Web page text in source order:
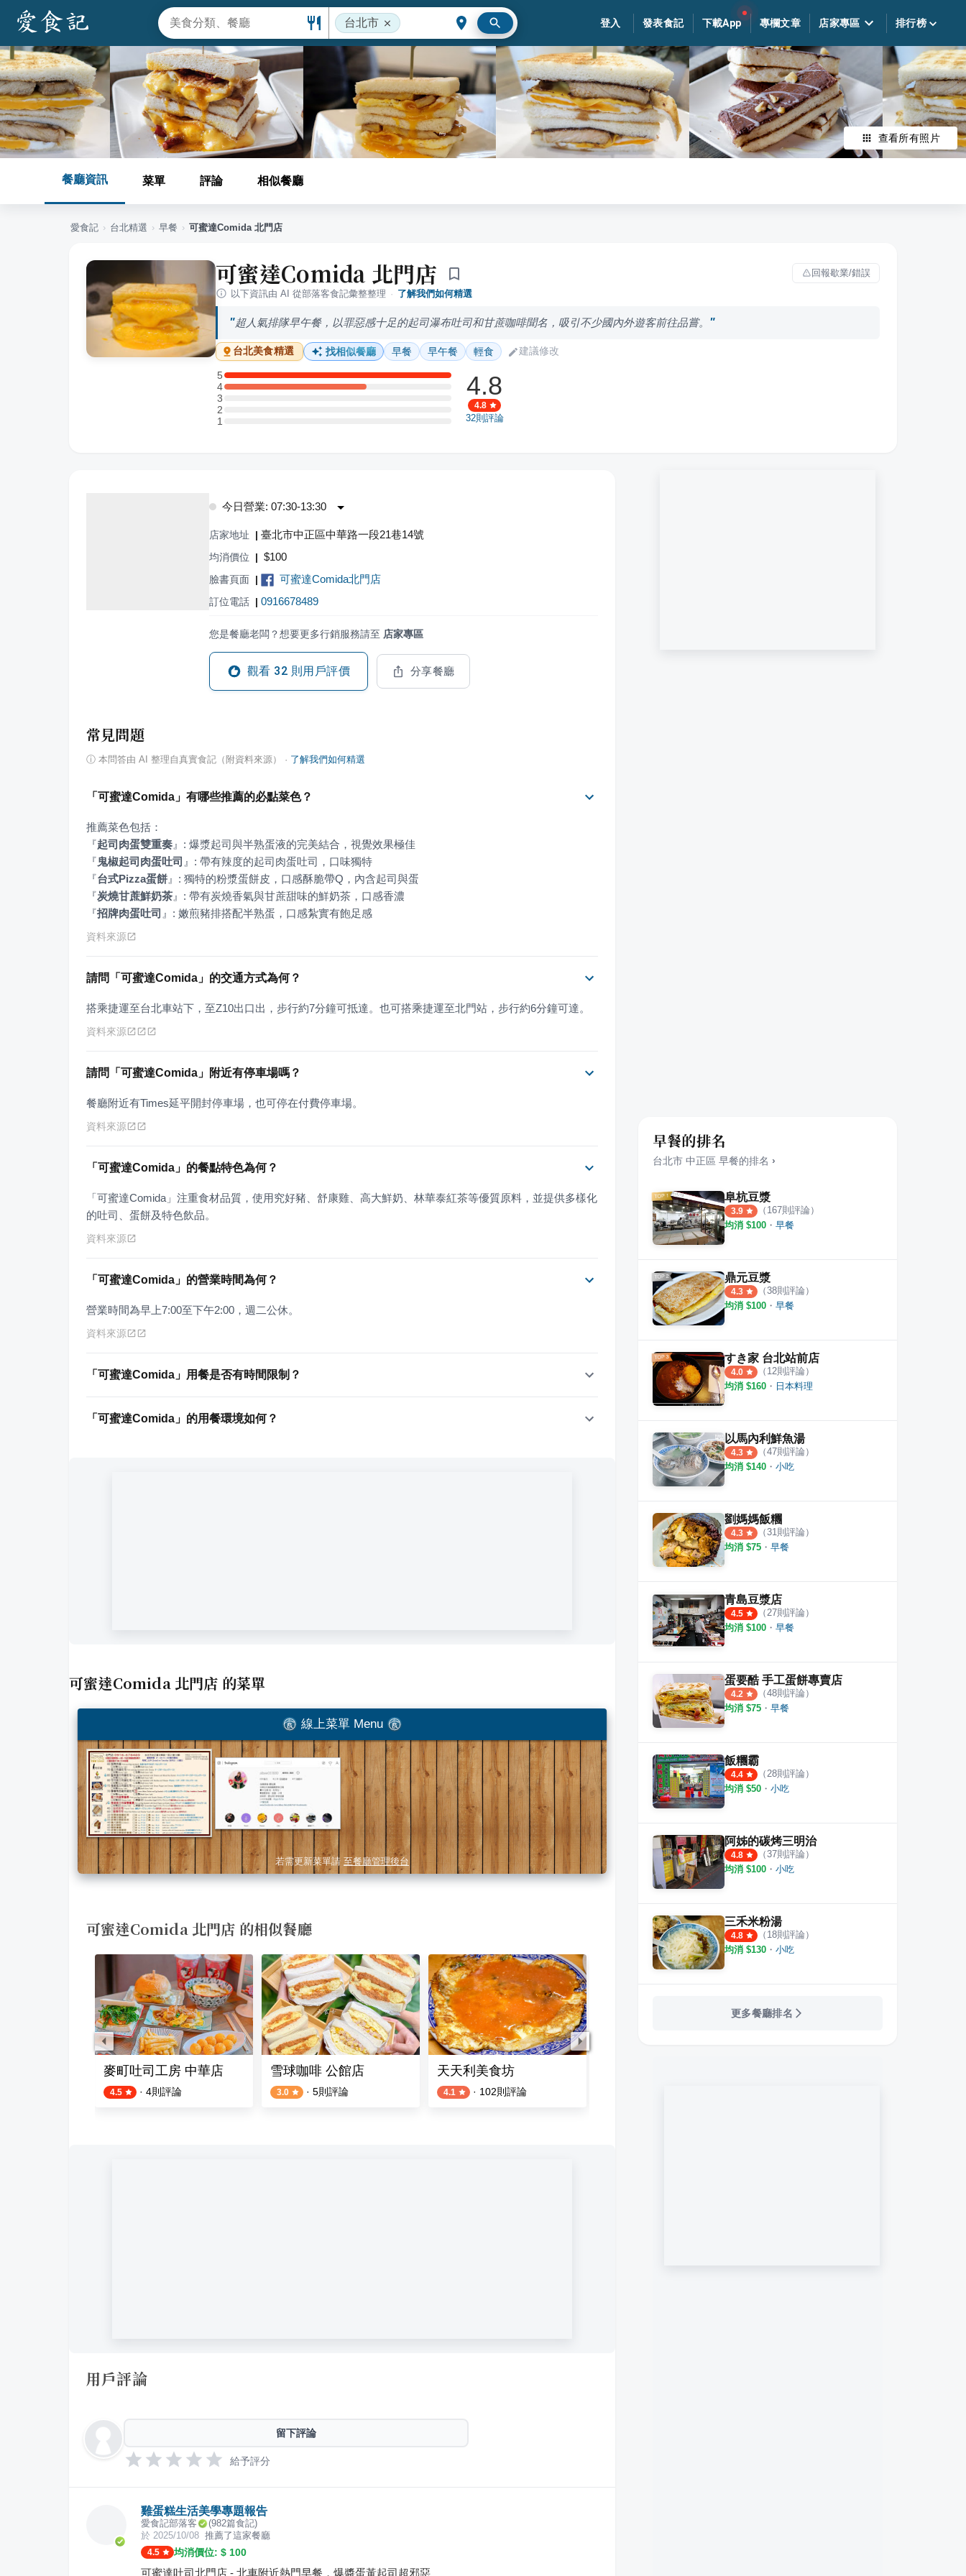
台北市 登入 發表食記 下載App 專欄文章 店家專區 排行榜
查看所有照片
餐廳資訊 菜單 評論 相似餐廳
愛食記 › 台北精選 › 早餐 › 可蜜達Comida 北門店
可蜜達Comida 北門店
回報歇業/錯誤
以下資訊由 AI 從部落客食記彙整整理 · 了解我們如何精選
超人氣排隊早午餐，以罪惡感十足的起司瀑布吐司和甘蔗咖啡聞名，吸引不少國內外遊客前往品嘗。
台北美食精選 找相似餐廳 早餐 早午餐 輕食 建議修改
5
5 星：8 則評論
4
4 星：5 則評論
3
3 星：0 則評論
2
2 星：0 則評論
11 星：0 則評論
4.8
4.8
32則評論
今日營業: 07:30-13:30
店家地址 | 臺北市中正區中華路一段21巷14號
均消價位 | $100
臉書頁面 | 可蜜達Comida北門店
訂位電話 | 0916678489
您是餐廳老闆？想要更多行銷服務請至 店家專區
觀看 32 則用戶評價 分享餐廳
常見問題
ⓘ 本問答由 AI 整理自真實食記（附資料來源） · 了解我們如何精選
「可蜜達Comida」有哪些推薦的必點菜色？
『起司肉蛋雙重奏 』
『鬼椒起司肉蛋吐司 』
『台式Pizza蛋餅 』
『炭燒甘蔗鮮奶茶 』
『招牌肉蛋吐司 』 : 嫩煎豬排搭配半熟蛋，口感紮實有飽足感
資料來源
請問「可蜜達Comida」的交通方式為何？
搭乘捷運至台北車站下，至Z10出口出，步行約7分鐘可抵達。也可搭乘捷運至北門站，步行約6分鐘可達。
資料來源
請問「可蜜達Comida」附近有停車場嗎？
餐廳附近有Times延平開封停車場，也可停在付費停車場。
資料來源
「可蜜達Comida」的餐點特色為何？
「可蜜達Comida」注重食材品質，使用究好豬、舒康雞、高大鮮奶、林華泰紅茶等優質原料，並提供多樣化
的吐司、蛋餅及特色飲品。
資料來源
「可蜜達Comida」的營業時間為何？
營業時間為早上7:00至下午2:00，週二公休。
資料來源
「可蜜達Comida」用餐是否有時間限制？
「可蜜達Comida」的用餐環境如何？
可蜜達Comida 北門店 的菜單
線上菜單 Menu
若需更新菜單請 至餐廳管理後台
可蜜達Comida 北門店 的相似餐廳
麥町吐司工房 中華店
4.5 · 4則評論
雪球咖啡 公館店
3.0 · 5則評論
天天利美食坊
4.1 · 102則評論
用戶評論
留下評論
給予評分
雞蛋糕生活美學專題報告
愛食記部落客 (982篇食記)
於 2025/10/08 推薦了這家餐廳
4.5 均消價位: $ 100
可蜜達吐司北門店 - 北車附近熱門早餐，爆醬蛋黃起司超邪惡
早餐的排名
台北市 中正區 早餐的排名 ›
阜杭豆漿
3.9 （ 167則評論）
均消 $100 ・ 早餐
鼎元豆漿
4.3 （38則評論）
均消 $100 ・ 早餐
すき家 台北站前店
4.0 （ 12則評論）
均消 $160 ・ 日本料理
以馬內利鮮魚湯
4.3 （47則評論）
均消 $140 ・ 小吃
劉媽媽飯糰
4.3 （31則評論）
均消 $75 ・ 早餐
青島豆漿店
4.5 （27則評論）
均消 $100 ・ 早餐
蛋要酷 手工蛋餅專賣店
4.2 （48則評論）
均消 $75 ・ 早餐
飯糰霸
4.4 （28則評論）
均消 $50 ・ 小吃
阿姊的碳烤三明治
4.8 （37則評論）
均消 $100 ・ 小吃
三禾米粉湯
4.8 （ 18則評論）
均消 $130 ・ 小吃
更多餐廳排名